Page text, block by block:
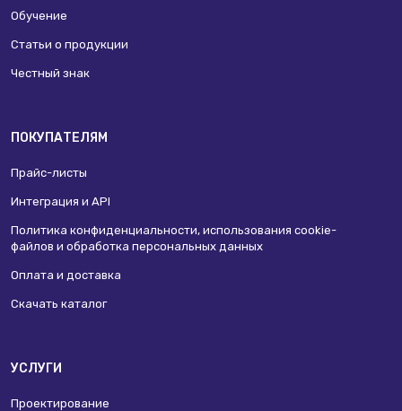
Обучение
Статьи о продукции
Честный знак
ПОКУПАТЕЛЯМ
Прайс-листы
Интеграция и API
Политика конфиденциальности, использования сookie-
файлов и обработка персональных данных
Оплата и доставка
Скачать каталог
УСЛУГИ
Проектирование